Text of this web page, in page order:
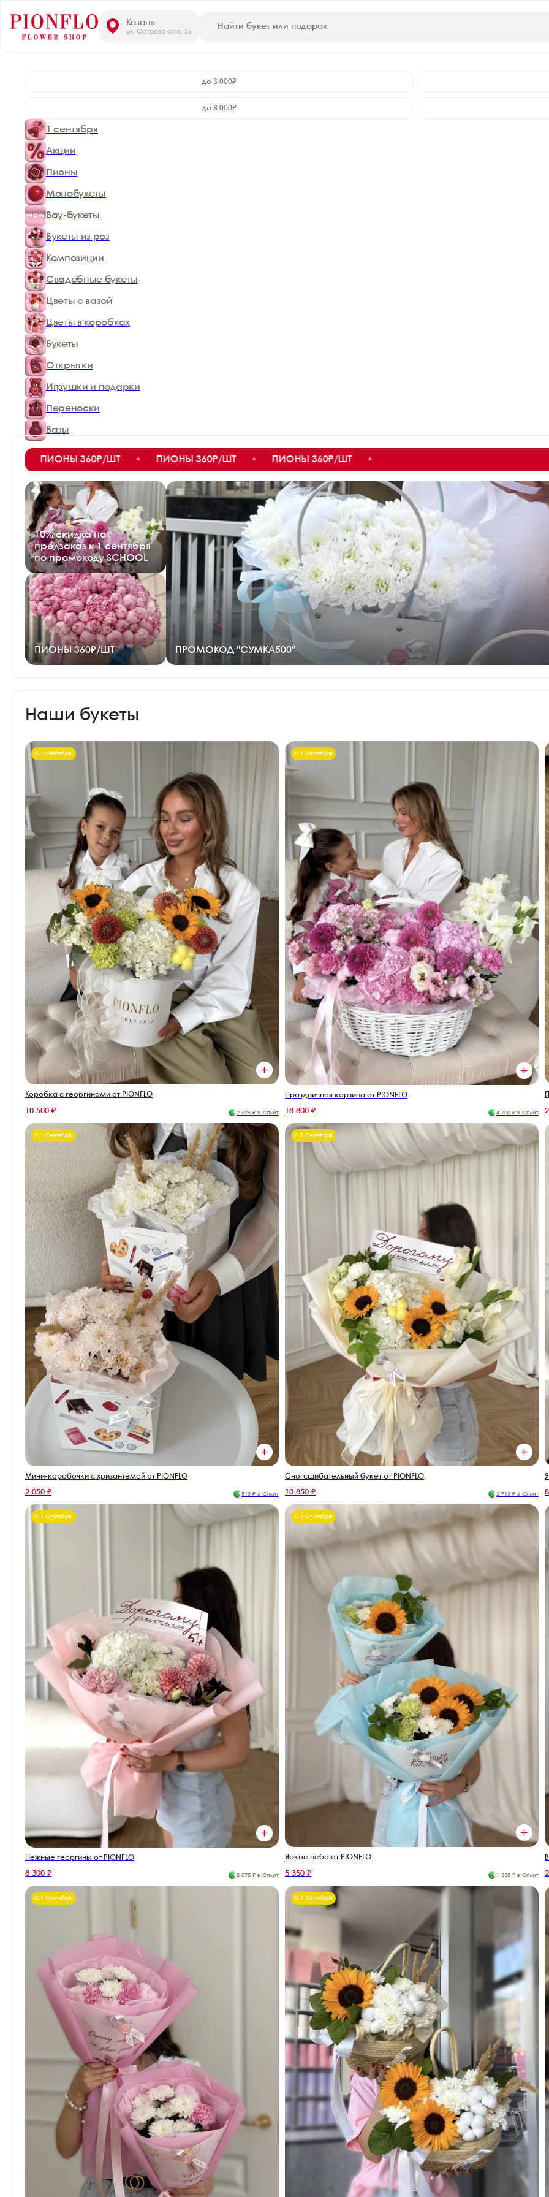
Казань
ул. Островского, 35
до 3 000₽
до 8 000₽
1 сентября
Акции
Пионы
Монобукеты
Вау-букеты
Букеты из роз
Композиции
Свадебные букеты
Цветы с вазой
Цветы в коробках
Букеты
Открытки
Игрушки и подарки
Переноски
Вазы
ПИОНЫ 360₽/ШТ ✦ ПИОНЫ 360₽/ШТ ✦ ПИОНЫ 360₽/ШТ ✦
10% скидка на
предзаказ к 1 сентября
по промокоду SCHOOL
ПИОНЫ 360₽/ШТ ПРОМОКОД "СУМКА500"
Наши букеты
С 1 Сентября!
Коробка с георгинами от PIONFLO
10 500 ₽ 2 625 ₽ в Сплит
С 1 Сентября!
Праздничная корзина от PIONFLO
18 800 ₽ 4 700 ₽ в Сплит
С 1 Сентября!
Мини-коробочки с хризантемой от PIONFLO
2 050 ₽ 513 ₽ в Сплит
С 1 Сентября!
Сногсшибательный букет от PIONFLO
10 850 ₽ 2 713 ₽ в Сплит
С 1 Сентября!
Нежные георгины от PIONFLO
8 300 ₽ 2 075 ₽ в Сплит
С 1 Сентября!
Яркое небо от PIONFLO
5 350 ₽ 1 338 ₽ в Сплит
С 1 Сентября! С 1 Сентября!